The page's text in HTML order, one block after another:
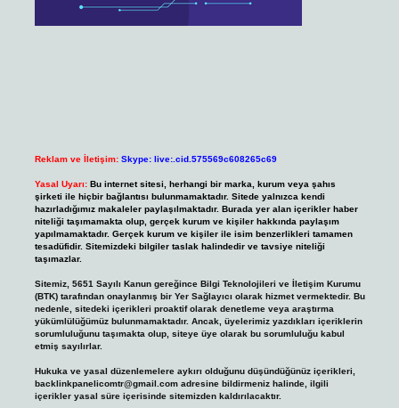
Reklam ve İletişim: Skype: live:.cid.575569c608265c69
Yasal Uyarı: Bu internet sitesi, herhangi bir marka, kurum veya şahıs
şirketi ile hiçbir bağlantısı bulunmamaktadır. Sitede yalnızca kendi
hazırladığımız makaleler paylaşılmaktadır. Burada yer alan içerikler haber
niteliği taşımamakta olup, gerçek kurum ve kişiler hakkında paylaşım
yapılmamaktadır. Gerçek kurum ve kişiler ile isim benzerlikleri tamamen
tesadüfidir. Sitemizdeki bilgiler taslak halindedir ve tavsiye niteliği
taşımazlar.
Sitemiz, 5651 Sayılı Kanun gereğince Bilgi Teknolojileri ve İletişim Kurumu
(BTK) tarafından onaylanmış bir Yer Sağlayıcı olarak hizmet vermektedir. Bu
nedenle, sitedeki içerikleri proaktif olarak denetleme veya araştırma
yükümlülüğümüz bulunmamaktadır. Ancak, üyelerimiz yazdıkları içeriklerin
sorumluluğunu taşımakta olup, siteye üye olarak bu sorumluluğu kabul
etmiş sayılırlar.
Hukuka ve yasal düzenlemelere aykırı olduğunu düşündüğünüz içerikleri,
backlinkpanelicomtr@gmail.comadresine bildirmeniz halinde, ilgili
içerikler yasal süre içerisinde sitemizden kaldırılacaktır.